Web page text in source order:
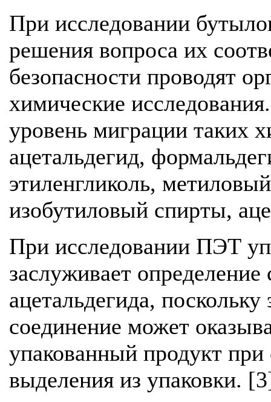
При исследовании
решения вопроса их
безопасности проводят
химические
уровень миграции таких
ацетальдегид,
этиленгликоль,
изобутиловый спирты,
При исследовании ПЭТ
заслуживает
ацетальдегида,
соединение может
упакованный продукт
выделения из упаковки.